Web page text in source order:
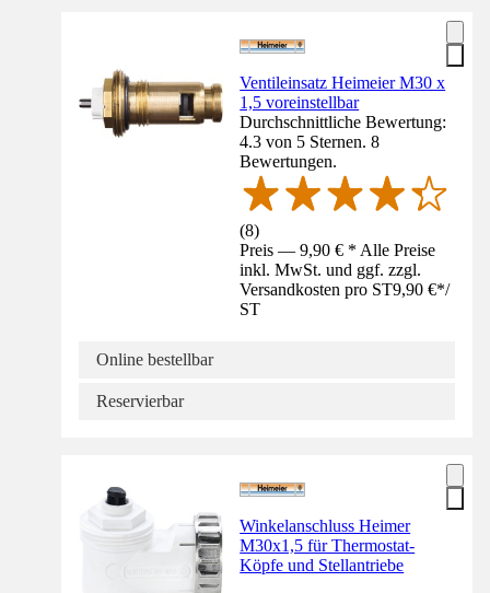
Ventileinsatz Heimeier M30 x
1,5 voreinstellbar
Durchschnittliche Bewertung:
4.3 von 5 Sternen. 8
Bewertungen.
(8)
Preis — 9,90 € * Alle Preise
inkl. MwSt. und ggf. zzgl.
Versandkosten pro ST9,90 €*/
ST
Online bestellbar
Reservierbar
Winkelanschluss Heimer
M30x1,5 für Thermostat-
Köpfe und Stellantriebe